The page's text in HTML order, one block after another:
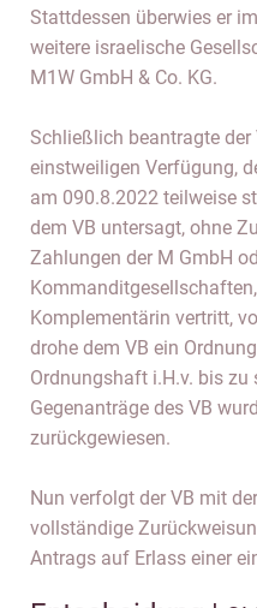
Stattdessen überwies er
weitere israelische
M1W GmbH & Co. KG.
Schließlich beantragte der
einstweiligen Verfügung,
am 090.8.2022 teilweise
dem VB untersagt, ohne
Zahlungen der M GmbH
Komplementärin vertritt,
drohe dem VB ein
Ordnungshaft i.H.v. bis zu
Gegenanträge des VB
zurückgewiesen.
Nun verfolgt der VB mit
vollständige
Antrags auf Erlass einer